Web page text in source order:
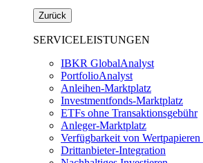
Zurück
SERVICELEISTUNGEN
IBKR GlobalAnalyst
PortfolioAnalyst
Anleihen-Marktplatz
Investmentfonds-Marktplatz
ETFs ohne Transaktionsgebühr
Anleger-Marktplatz
Verfügbarkeit von
Drittanbieter-Integration